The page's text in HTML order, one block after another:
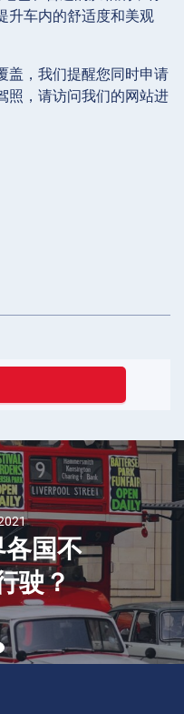
升车内的舒适度和美观
盖，我们提醒您同时申请
照，请访问我们的网站进
国不
驶？